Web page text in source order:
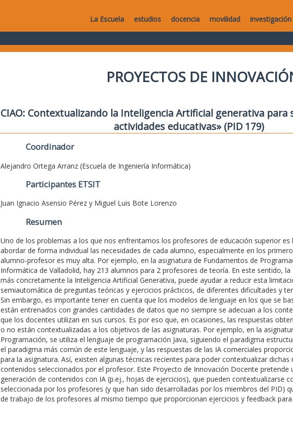
La Escuela estudios docencia movilidad investigación
PROYECTOS DE
CIAO: Contextualizando la Inteligencia Artificial generativa para
actividades educativas» (PID 179)
Coordinador
Alejandro Ortega Arranz (Escuela de Ingeniería Informática)
Participantes ETSIT
Juan Ignacio Asensio Pérez y Miguel Luis Bote Lorenzo
Resumen
Uno de los problemas a los que nos enfrentamos los profesores de educación superior es
abordar de forma individual las necesidades de cada alumno, especialmente en los
alumno-profesor es muy alta. Por ejemplo, en la asignatura de Fundamentos de
Informática de Valladolid, hay 213 alumnos para 2 profesores de teoría. En este sentido, la
más concretamente la Inteligencia Artificial Generativa, puede ayudar a reducir esta
semiautomática de preguntas teóricas y ejercicios prácticos, de diferentes dificultades y
Sin embargo, es importante tener en cuenta que los modelos de lenguaje en los que se
están entrenados con grandes cantidades de datos que no siempre se adecuan a los
que los docentes utilizan en sus cursos. Es por eso que, en ocasiones, las respuestas
o no están contextualizadas a los objetivos de las asignaturas. Por ejemplo, en la
Programación, se utiliza el lenguaje de programación Java, siguiendo el paradigma
el paradigma más común de este lenguaje, y las respuestas de las IA comerciales
para la asignatura. Así, existen algunas técnicas recientes para poder contextualizar dichas
contenidos seleccionados por el profesor. Este Proyecto de Innovación Docente pretende
generación de contenidos con IA (p.ej., hojas de ejercicios), que pueden contextualizarse
seleccionada por los profesores (y que han sido desarrolladas por los miembros del PID)
de trabajo de los profesores al mismo tiempo que proporcionan ejercicios y feedback